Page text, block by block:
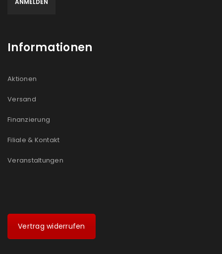
Informationen
Aktionen
Versand
Finanzierung
Filiale & Kontakt
Veranstaltungen
Vertrag widerrufen